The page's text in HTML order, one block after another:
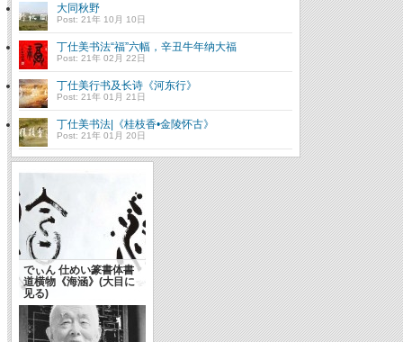
大同秋野
Post: 21年 10月 10日
丁仕美书法“福”六幅，辛丑牛年纳大福
Post: 21年 02月 22日
丁仕美行书及长诗《河东行》
Post: 21年 01月 21日
丁仕美书法|《桂枝香•金陵怀古》
Post: 21年 01月 20日
でぃん 仕めい篆書体書
道横物《海涵》(大目に
见る)